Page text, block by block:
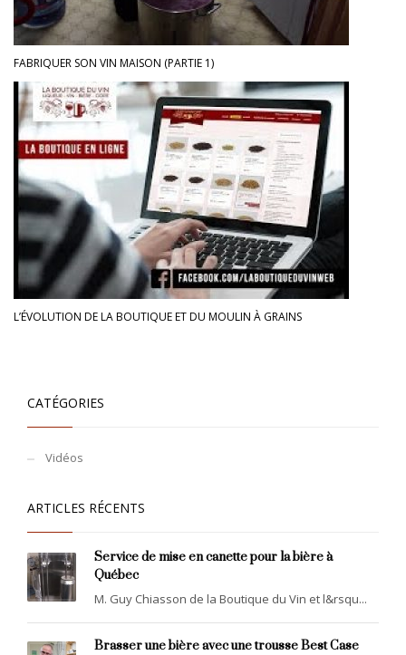
FABRIQUER SON VIN MAISON (PARTIE 1)
L’ÉVOLUTION DE LA BOUTIQUE ET DU MOULIN À GRAINS
CATÉGORIES
Vidéos
ARTICLES RÉCENTS
Service de mise en canette pour la bière à
Québec
M. Guy Chiasson de la Boutique du Vin et l&rsqu...
Brasser une bière avec une trousse Best Case